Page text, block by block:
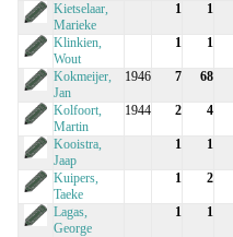
Kietselaar,
Marieke
1 1
Klinkien,
Wout
1 1
Kokmeijer,
Jan
1946 7 68
Kolfoort,
Martin
1944 2 4
Kooistra,
Jaap
1 1
Kuipers,
Taeke
1 2
Lagas,
George
1 1